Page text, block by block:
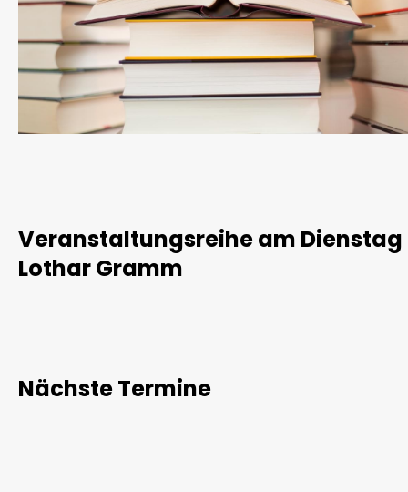
Veranstaltungsreihe am
Lothar Gramm
Nächste Termine